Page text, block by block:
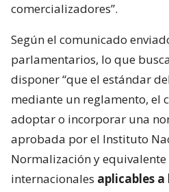
comercializadores”.
Según el comunicado
parlamentarios, lo que
disponer “que el estándar
mediante un reglamento, el
adoptar o incorporar una
aprobada por el Instituto
Normalización y equivalente
internacionales aplicables a